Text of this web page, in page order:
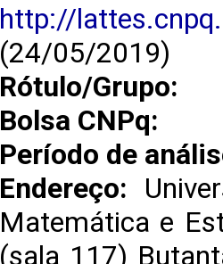
http://
(24/05/2019)
Rótulo/Grupo:
Bolsa CNPq:
Período de
Endereço:
Matemática e
(sala 117)